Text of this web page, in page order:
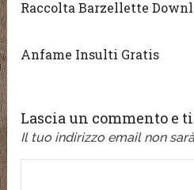
Raccolta Barzellette
Anfame Insulti Gratis
Lascia un commento e
Il tuo indirizzo email non